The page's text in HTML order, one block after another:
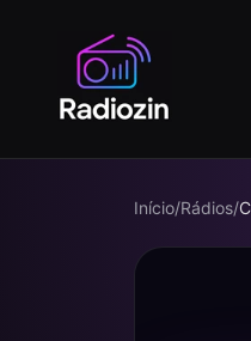
Início/Rádios/